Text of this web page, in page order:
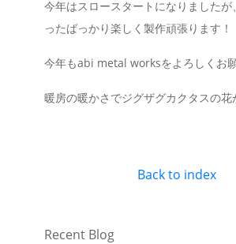
今年はスロースタートになりましたが
ったばっかり楽しく製作頑張ります！
今年もabi metal worksをよろしくお
暖房の暖かさでジグザグカクタスの花
Back to index
Recent Blog